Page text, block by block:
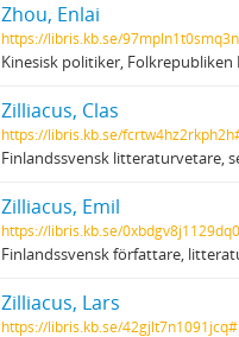
Zhou, Enlai
https://libris.kb.se/
Kinesisk politiker,
Zilliacus, Clas
https://libris.kb.se/
Finlandssvensk litteraturvetare,
Zilliacus, Emil
https://libris.kb.se/
Finlandssvensk författare,
Zilliacus, Lars
https://libris.kb.se/